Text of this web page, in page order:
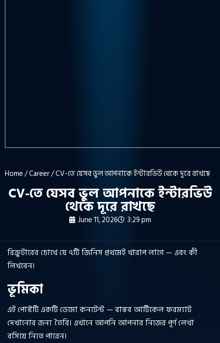
Home/Career/ CV-তে যেসব ভুল আপনাকে ইন্টারভিউ থেকে দূরে রাখছে
CV-তে যেসব ভুল আপনাকে ইন্টারভিউ
থেকে দূরে রাখছে
June 11, 2026 3:29 pm
রিক্রুটারের চোখে যে ৭টি জিনিস প্রথমেই খারাপ লাগে — এবং কী
লিখবেন।
ভূমিকা
এই পোস্টটি একটি ডেমো কনটেন্ট — বাস্তব আর্টিকেল ফরম্যাট
দেখানোর জন্য তৈরি। এখানে আপনি আপনার নিজের পূর্ণ লেখা
বসিয়ে নিতে পারেন।